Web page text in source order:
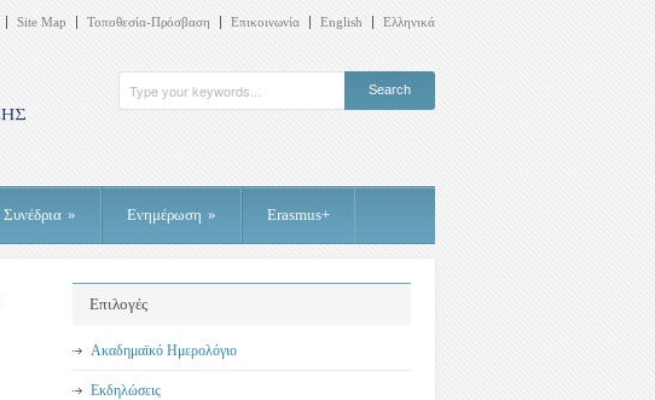
Site Map Τοποθεσία-Πρόσβαση Επικοινωνία English Ελληνικά
Συνέδρια » Ενημέρωση » Erasmus+
Επιλογές
Ακαδημαϊκό Ημερολόγιο
Εκδηλώσεις